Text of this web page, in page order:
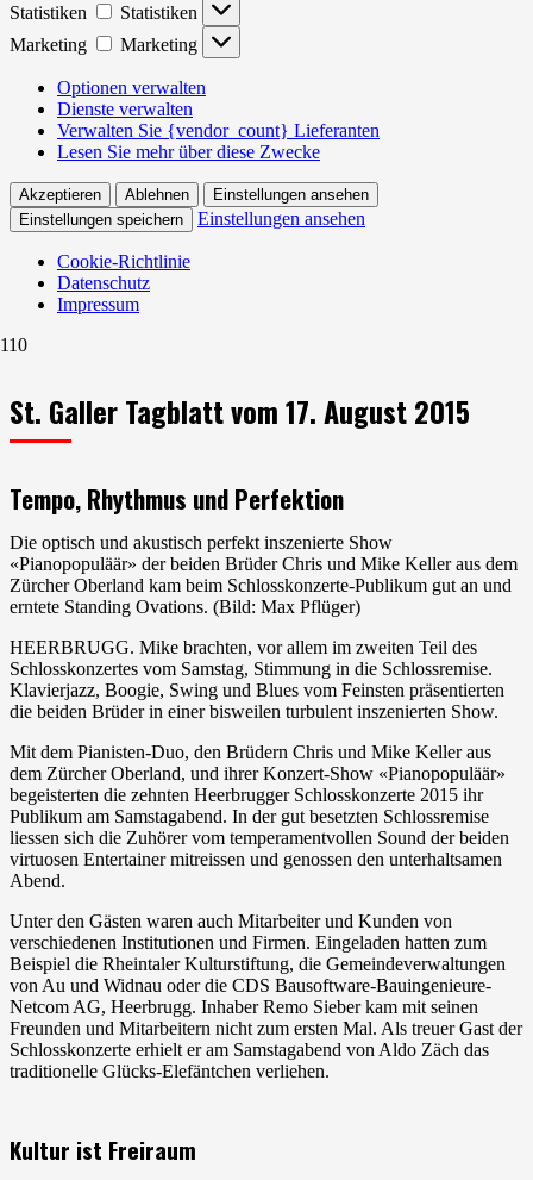
Statistiken
Statistiken
Marketing
Marketing
Optionen verwalten
Dienste verwalten
Verwalten Sie {vendor_count} Lieferanten
Lesen Sie mehr über diese Zwecke
Akzeptieren Ablehnen
Einstellungen ansehen
Einstellungen speichern
Einstellungen ansehen
Cookie-Richtlinie
Datenschutz
Impressum
St. Galler Tagblatt vom 17. August 2015
Tempo, Rhythmus und Perfektion
Die optisch und akustisch perfekt inszenierte Show
«Pianopopuläär» der beiden Brüder Chris und Mike Keller aus dem
Zürcher Oberland kam beim Schlosskonzerte-Publikum gut an und
erntete Standing Ovations. (Bild: Max Pflüger)
HEERBRUGG. Mike brachten, vor allem im zweiten Teil des
Schlosskonzertes vom Samstag, Stimmung in die Schlossremise.
Klavierjazz, Boogie, Swing und Blues vom Feinsten präsentierten
die beiden Brüder in einer bisweilen turbulent inszenierten Show.
Mit dem Pianisten-Duo, den Brüdern Chris und Mike Keller aus
dem Zürcher Oberland, und ihrer Konzert-Show «Pianopopuläär»
begeisterten die zehnten Heerbrugger Schlosskonzerte 2015 ihr
Publikum am Samstagabend. In der gut besetzten Schlossremise
liessen sich die Zuhörer vom temperamentvollen Sound der beiden
virtuosen Entertainer mitreissen und genossen den unterhaltsamen
Abend.
Unter den Gästen waren auch Mitarbeiter und Kunden von
verschiedenen Institutionen und Firmen. Eingeladen hatten zum
Beispiel die Rheintaler Kulturstiftung, die Gemeindeverwaltungen
von Au und Widnau oder die CDS Bausoftware-Bauingenieure-
Netcom AG, Heerbrugg. Inhaber Remo Sieber kam mit seinen
Freunden und Mitarbeitern nicht zum ersten Mal. Als treuer Gast der
Schlosskonzerte erhielt er am Samstagabend von Aldo Zäch das
traditionelle Glücks-Elefäntchen verliehen.
Kultur ist Freiraum